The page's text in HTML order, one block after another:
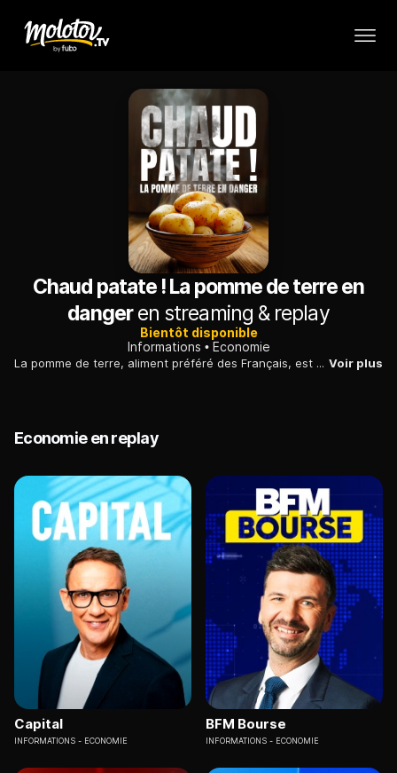
Chaud patate ! La pomme de terre en
dangeren streaming & replay
Bientôt disponible
Informations
Economie
La pomme de terre, aliment préféré des Français, est en danger à cause du changement climatique, de l'appauvrissement des sols et des enjeux de sécurité alimentaire. Voir plus
Economie en replay
Capital
INFORMATIONS ECONOMIE
BFM Bourse
INFORMATIONS ECONOMIE